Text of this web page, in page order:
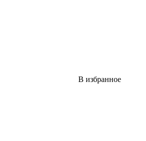
В избранное